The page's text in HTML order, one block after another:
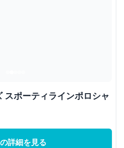
スポーティラインポロシャ
詳細を見る